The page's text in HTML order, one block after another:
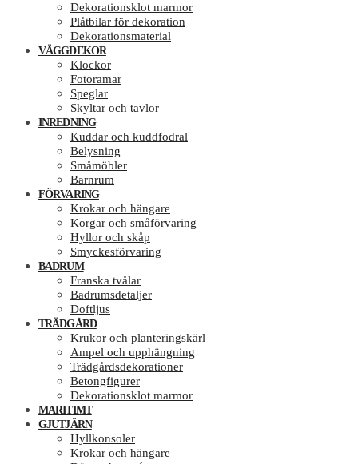
Dekorationsklot marmor
Plåtbilar för dekoration
Dekorationsmaterial
VÄGGDEKOR
Klockor
Fotoramar
Speglar
Skyltar och tavlor
INREDNING
Kuddar och kuddfodral
Belysning
Småmöbler
Barnrum
FÖRVARING
Krokar och hängare
Korgar och småförvaring
Hyllor och skåp
Smyckesförvaring
BADRUM
Franska tvålar
Badrumsdetaljer
Doftljus
TRÄDGÅRD
Krukor och planteringskärl
Ampel och upphängning
Trädgårdsdekorationer
Betongfigurer
Dekorationsklot marmor
MARITIMT
GJUTJÄRN
Hyllkonsoler
Krokar och hängare